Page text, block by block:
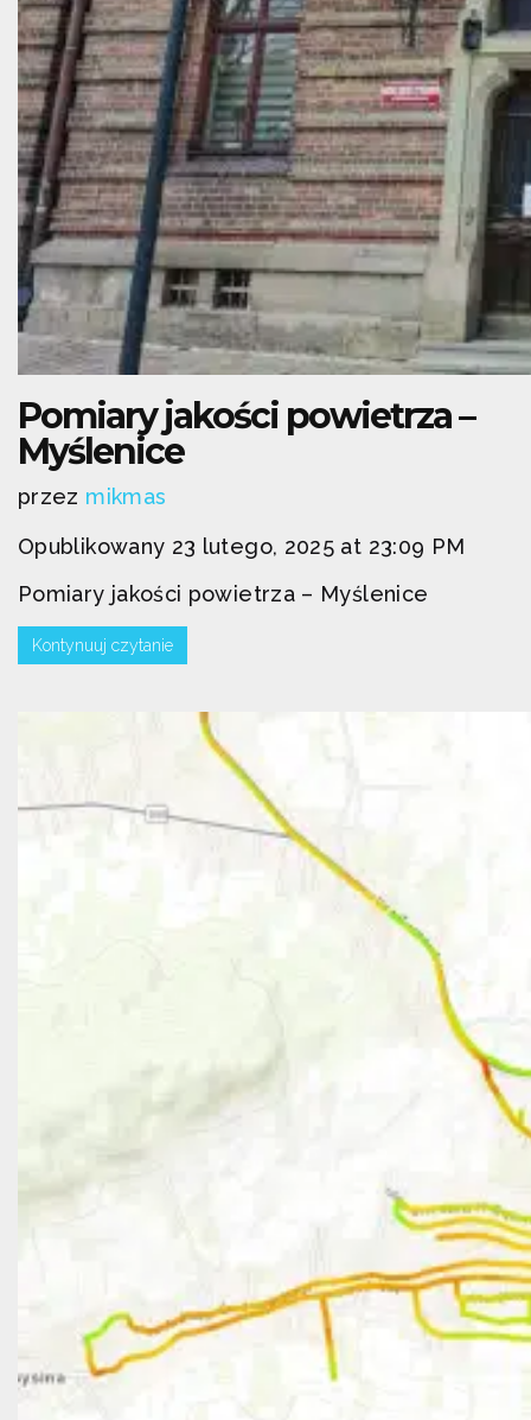
Pomiary jakości powietrza –
Myślenice
przez mikmas
Opublikowany 23 lutego, 2025 at 23:09 PM
Pomiary jakości powietrza – Myślenice
Kontynuuj czytanie